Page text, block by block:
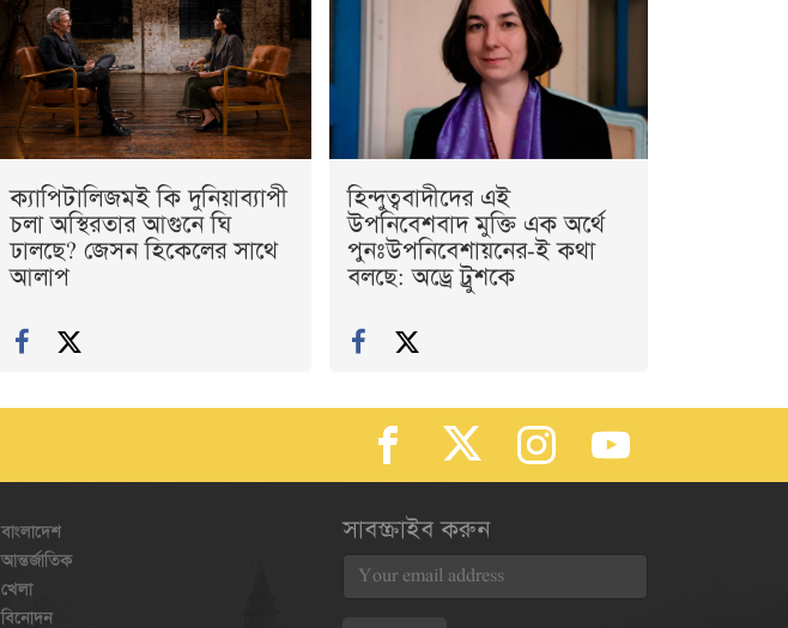
ক্যাপিটালিজমই কি দুনিয়াব্যাপী
চলা অস্থিরতার আগুনে ঘি
ঢালছে? জেসন হিকেলের সাথে
আলাপ
হিন্দুত্ববাদীদের এই
উপনিবেশবাদ মুক্তি এক অর্থে
পুনঃউপনিবেশায়নের-ই কথা
বলছে: অড্রে ট্রুশকে
বাংলাদেশ
আন্তর্জাতিক
খেলা
বিনোদন
সাবস্ক্রাইব করুন